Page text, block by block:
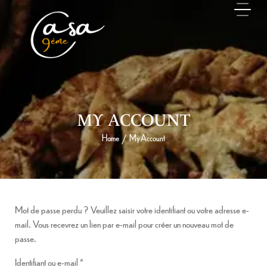
MY ACCOUNT
Home / My Account
Mot de passe perdu ? Veuillez saisir votre identifiant ou votre adresse e-
mail. Vous recevrez un lien par e-mail pour créer un nouveau mot de
passe.
Identifiant ou e-mail*